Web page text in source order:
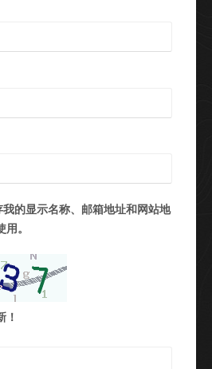
的显示名称、邮箱地址和网站地
。
！